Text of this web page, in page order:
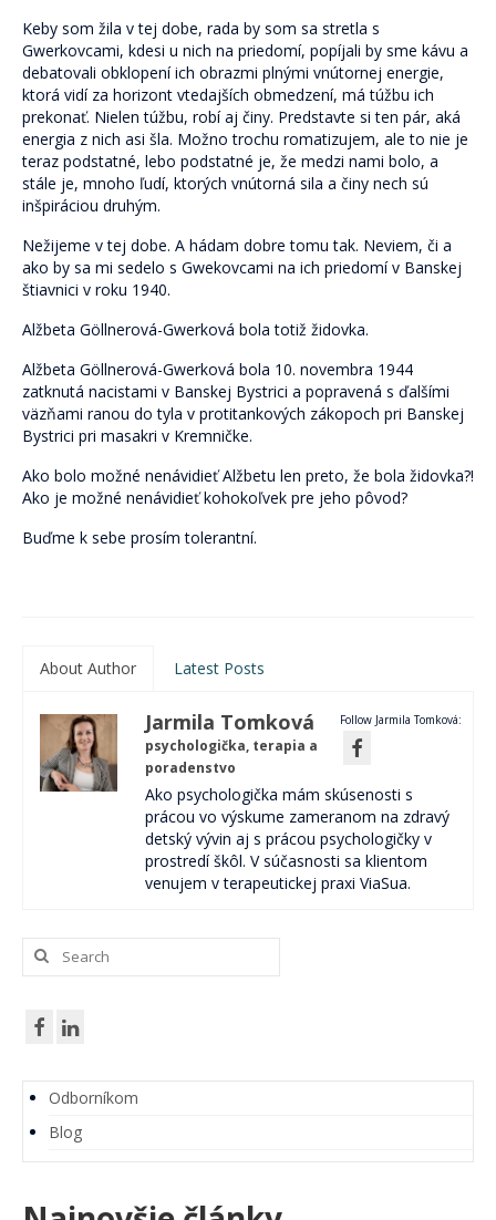
Keby som žila v tej dobe, rada by som sa stretla s
Gwerkovcami, kdesi u nich na priedomí, popíjali by sme kávu a
debatovali obklopení ich obrazmi plnými vnútornej energie,
ktorá vidí za horizont vtedajších obmedzení, má túžbu ich
prekonať. Nielen túžbu, robí aj činy. Predstavte si ten pár, aká
energia z nich asi šla. Možno trochu romatizujem, ale to nie je
teraz podstatné, lebo podstatné je, že medzi nami bolo, a
stále je, mnoho ľudí, ktorých vnútorná sila a činy nech sú
inšpiráciou druhým.
Nežijeme v tej dobe. A hádam dobre tomu tak. Neviem, či a
ako by sa mi sedelo s Gwekovcami na ich priedomí v Banskej
štiavnici v roku 1940.
Alžbeta Göllnerová-Gwerková bola totiž židovka.
Alžbeta Göllnerová-Gwerková bola 10. novembra 1944
zatknutá nacistami v Banskej Bystrici a popravená s ďalšími
väzňami ranou do tyla v protitankových zákopoch pri Banskej
Bystrici pri masakri v Kremničke.
Ako bolo možné nenávidieť Alžbetu len preto, že bola židovka?!
Ako je možné nenávidieť kohokoľvek pre jeho pôvod?
Buďme k sebe prosím tolerantní.
About Author Latest Posts
Follow Jarmila Tomková:
Jarmila Tomková
psychologička, terapia a
poradenstvo
Ako psychologička mám skúsenosti s
prácou vo výskume zameranom na zdravý
detský vývin aj s prácou psychologičky v
prostredí škôl. V súčasnosti sa klientom
venujem v terapeutickej praxi ViaSua.
Search
for:
Odborníkom
Blog